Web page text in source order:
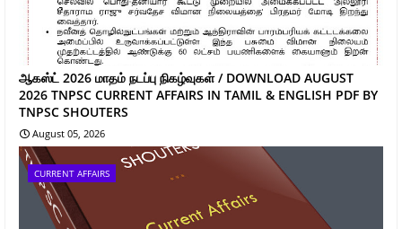
ஆகஸ்ட் 2026 மாதம் நடப்பு நிகழ்வுகள் / DOWNLOAD AUGUST
2026 TNPSC CURRENT AFFAIRS IN TAMIL & ENGLISH PDF BY
TNPSC SHOUTERS
August 05, 2026
CURRENT AFFAIRS